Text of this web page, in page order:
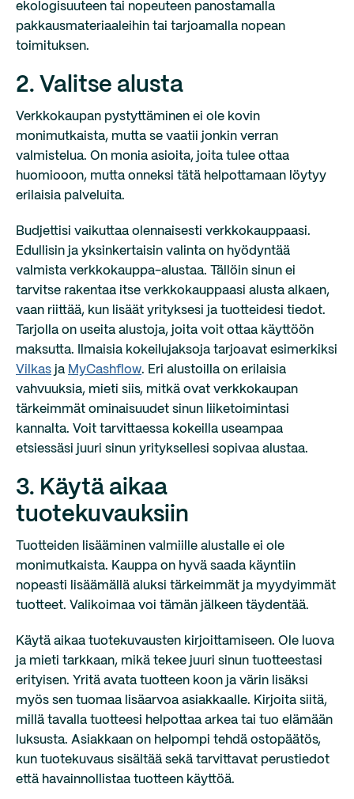
ekologisuuteen tai nopeuteen panostamalla
pakkausmateriaaleihin tai tarjoamalla nopean
toimituksen.
2. Valitse alusta
Verkkokaupan pystyttäminen ei ole kovin
monimutkaista, mutta se vaatii jonkin verran
valmistelua. On monia asioita, joita tulee ottaa
huomiooon, mutta onneksi tätä helpottamaan löytyy
erilaisia palveluita.
Budjettisi vaikuttaa olennaisesti verkkokauppaasi.
Edullisin ja yksinkertaisin valinta on hyödyntää
valmista verkkokauppa-alustaa. Tällöin sinun ei
tarvitse rakentaa itse verkkokauppaasi alusta alkaen,
vaan riittää, kun lisäät yrityksesi ja tuotteidesi tiedot.
Tarjolla on useita alustoja, joita voit ottaa käyttöön
maksutta. Ilmaisia kokeilujaksoja tarjoavat esimerkiksi
Vilkas ja MyCashflow. Eri alustoilla on erilaisia
vahvuuksia, mieti siis, mitkä ovat verkkokaupan
tärkeimmät ominaisuudet sinun liiketoimintasi
kannalta. Voit tarvittaessa kokeilla useampaa
etsiessäsi juuri sinun yrityksellesi sopivaa alustaa.
3. Käytä aikaa
tuotekuvauksiin
Tuotteiden lisääminen valmiille alustalle ei ole
monimutkaista. Kauppa on hyvä saada käyntiin
nopeasti lisäämällä aluksi tärkeimmät ja myydyimmät
tuotteet. Valikoimaa voi tämän jälkeen täydentää.
Käytä aikaa tuotekuvausten kirjoittamiseen. Ole luova
ja mieti tarkkaan, mikä tekee juuri sinun tuotteestasi
erityisen. Yritä avata tuotteen koon ja värin lisäksi
myös sen tuomaa lisäarvoa asiakkaalle. Kirjoita siitä,
millä tavalla tuotteesi helpottaa arkea tai tuo elämään
luksusta. Asiakkaan on helpompi tehdä ostopäätös,
kun tuotekuvaus sisältää sekä tarvittavat perustiedot
että havainnollistaa tuotteen käyttöä.